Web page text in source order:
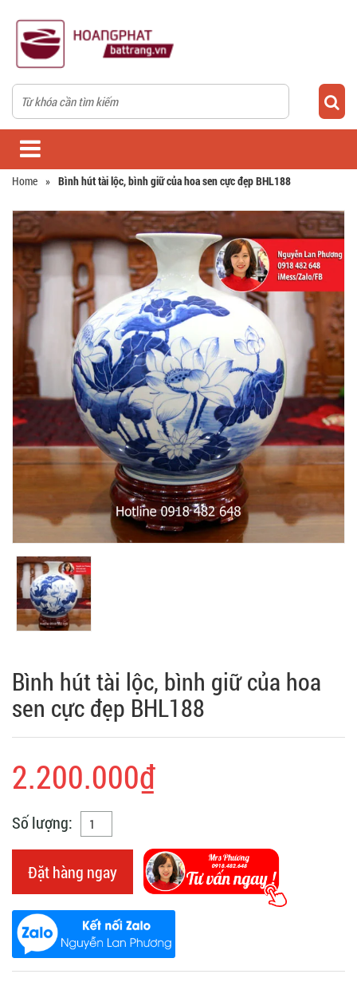
Home » Bình hút tài lộc, bình giữ của hoa sen cực đẹp BHL188
Bình hút tài lộc, bình giữ của hoa
sen cực đẹp BHL188
2.200.000₫
Số lượng:
Đặt hàng ngay